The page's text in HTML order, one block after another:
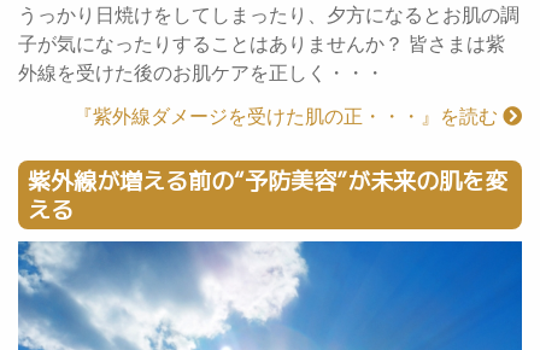
うっかり日焼けをしてしまったり、夕方になるとお肌の調
子が気になったりすることはありませんか？ 皆さまは紫
外線を受けた後のお肌ケアを正しく・・・
『紫外線ダメージを受けた肌の正・・・』を読む
紫外線が増える前の“予防美容”が未来の肌を変
える